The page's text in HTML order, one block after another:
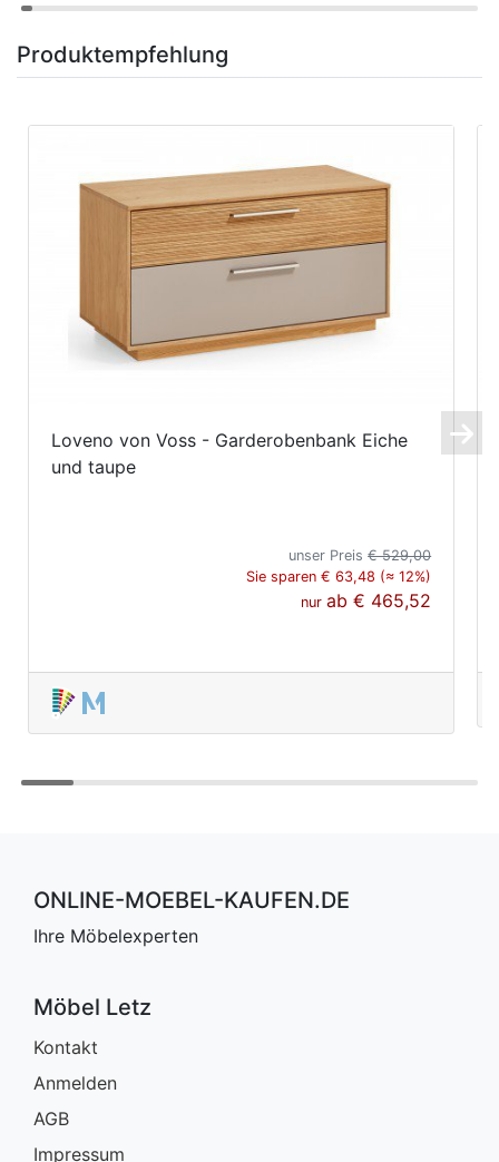
Produktempfehlung
Loveno von Voss - Garderobenbank Eiche
und taupe
unser Preis€ 529,00
Sie sparen € 63,48 (≈ 12%)
nurab€ 465,52
ONLINE-MOEBEL-KAUFEN.DE
Ihre Möbelexperten
Möbel Letz
Kontakt
Anmelden
AGB
Impressum